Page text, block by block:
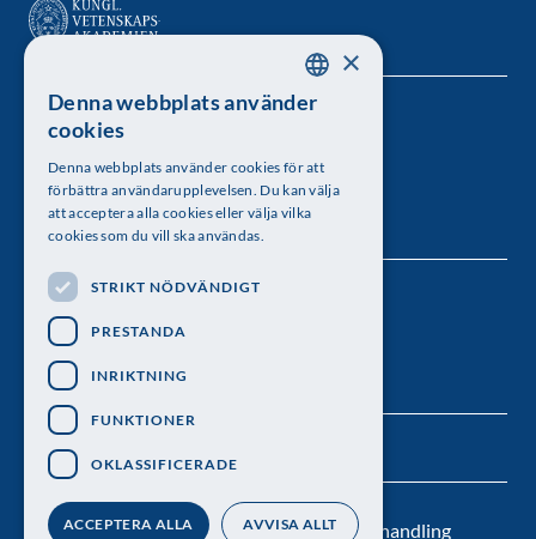
Kungl. Vetenskapsakademien
Besöksadress: Lilla Frescativägen 4A
Telefon: 08-673 95 00
Kontakt Nyhetsbrev Personuppgiftsbehandling
Följ oss
SWEDISH
×
Denna webbplats använder
cookies
Denna webbplats använder cookies för att
förbättra användarupplevelsen. Du kan välja
att acceptera alla cookies eller välja vilka
cookies som du vill ska användas.
STRIKT NÖDVÄNDIGT
PRESTANDA
INRIKTNING
FUNKTIONER
OKLASSIFICERADE
ACCEPTERA ALLA AVVISA ALLT